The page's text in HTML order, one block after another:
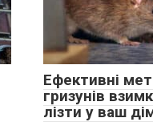
Ефективні
гризунів
лізти у ваш